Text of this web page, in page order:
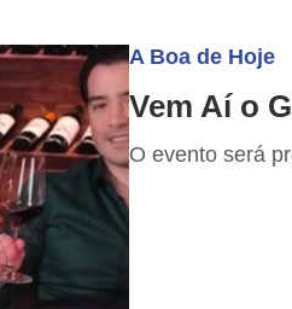
A Boa de Hoje
Vem Aí o
O evento será